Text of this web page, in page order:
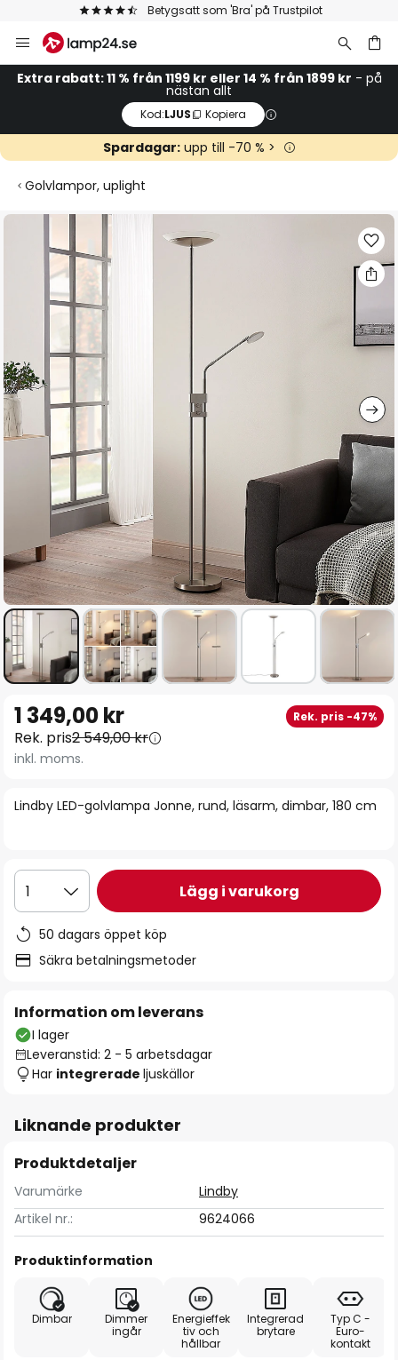
Betygsatt som 'Bra' på Trustpilot
Hoppa
till
innehållet
Extra rabatt: 11 % från 1199 kr eller 14 % från 1899 kr - på
nästan allt
Kod:LJUS Kopiera
Spardagar:upp till -70 % >
Golvlampor, uplight
Hoppa
bildgalleriet
till
början
av
Lindby LED-golvlampa Jonne, rund, läsarm, dimbar, 180 cm
1 349,00 kr Rek. pris -47%
Rek. pris2 549,00 kr
inkl. moms.
1 Lägg i varukorg
50 dagars öppet köp
Säkra betalningsmetoder
Information om leverans
I lager
Leveranstid: 2 - 5 arbetsdagar
Har integrerade ljuskällor
Liknande produkter
Produktdetaljer
Varumärke
Lindby
Artikel nr.:
9624066
Produktinformation
Dimbar
Dimmer
ingår
Energieffek
tiv och
hållbar
Integrerad
brytare
Typ C -
Euro-
kontakt